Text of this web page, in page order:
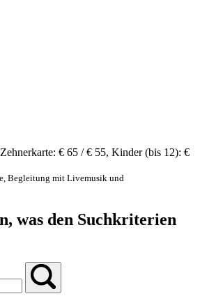
Zehnerkarte: € 65 / € 55, Kinder (bis 12): €
Begleitung mit Livemusik und
was den Suchkriterien